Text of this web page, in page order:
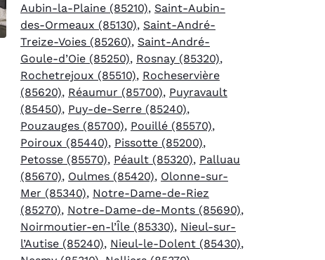
Aubin-la-Plaine (85210), Saint-Aubin-
des-Ormeaux (85130), Saint-André-
Treize-Voies (85260), Saint-André-
Goule-d’Oie (85250), Rosnay (85320),
Rochetrejoux (85510), Rocheservière
(85620), Réaumur (85700), Puyravault
(85450), Puy-de-Serre (85240),
Pouzauges (85700), Pouillé (85570),
Poiroux (85440), Pissotte (85200),
Petosse (85570), Péault (85320), Palluau
(85670), Oulmes (85420), Olonne-sur-
Mer (85340), Notre-Dame-de-Riez
(85270), Notre-Dame-de-Monts (85690),
Noirmoutier-en-l’Île (85330), Nieul-sur-
l’Autise (85240), Nieul-le-Dolent (85430),